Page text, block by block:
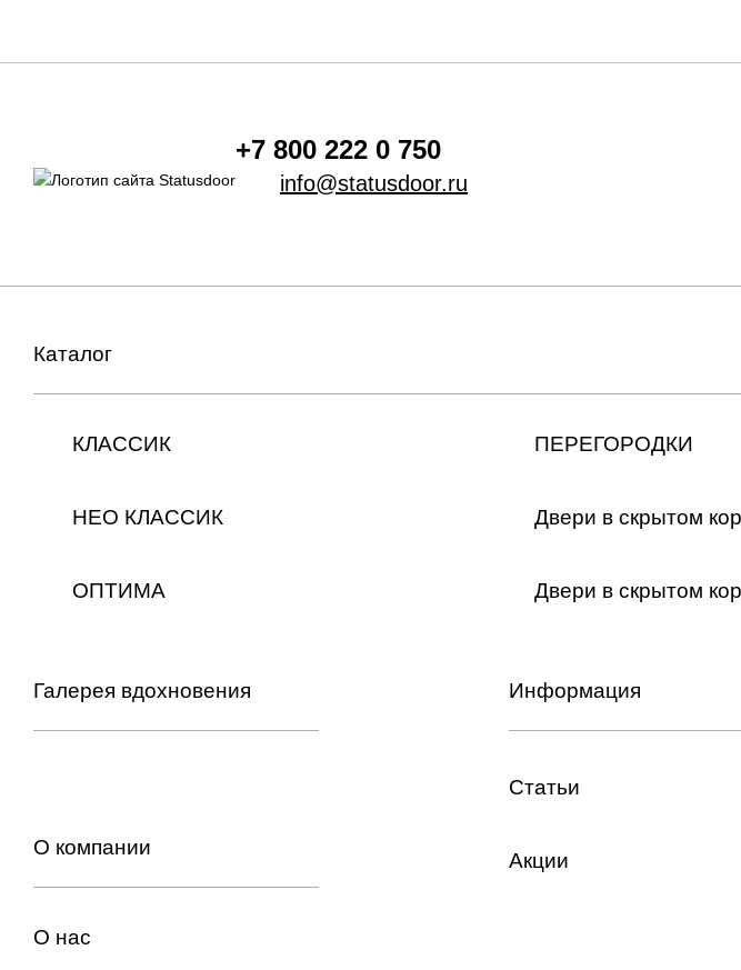
+7 800 222 0 750
info@statusdoor.ru
Каталог
КЛАССИК
НЕО КЛАССИК
ОПТИМА
ПЕРЕГОРОДКИ
Двери в скрытом
Двери в скрытом
Галерея вдохновения
О компании
О нас
Информация
Статьи
Акции